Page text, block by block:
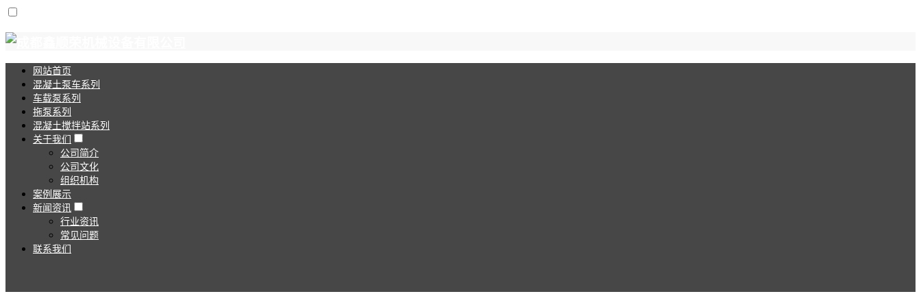
网站首页
混凝土泵车系列
车载泵系列
拖泵系列
混凝土搅拌站系列
关于我们
公司简介
公司文化
组织机构
案例展示
新闻资讯
行业资讯
常见问题
联系我们